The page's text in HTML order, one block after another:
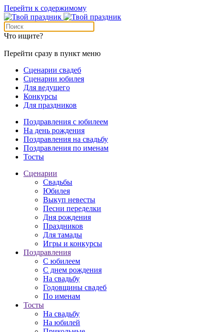
Перейти к содержимому
Что ищите?
Перейти сразу в пункт меню
Сценарии свадеб
Сценарии юбилея
Для ведущего
Конкурсы
Для праздников
Поздравления с юбилеем
На день рождения
Поздравления на свадьбу
Поздравления по именам
Тосты
Сценарии
Свадьбы
Юбилея
Выкуп невесты
Песни переделки
Дня рождения
Праздников
Для тамады
Игры и конкурсы
Поздравления
С юбилеем
С днем рождения
На свадьбу
Годовщины свадеб
По именам
Тосты
На свадьбу
На юбилей